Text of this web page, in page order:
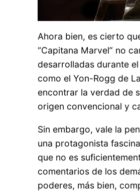
Ahora bien, es cierto
“Capitana Marvel” no
desarrolladas durante
como el Yon-Rogg de
encontrar la verdad de
origen convencional y
Sin embargo, vale la
una protagonista
que no es
comentarios de los
poderes, más bien,